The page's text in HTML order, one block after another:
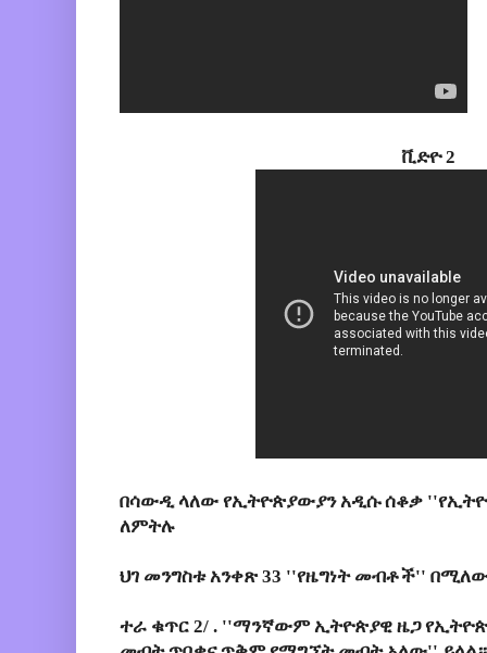
ቪድዮ 2
በሳውዲ ላለው የኢትዮጵያውያን አዲሱ ሰቆቃ
ለምትሉ
ህገ መንግስቱ አንቀጽ 33 ''የዜግነት መብቶች'' በሚለው
ተራ ቁጥር 2/ . ''ማንኛውም ኢትዮጵያዊ ዜጋ